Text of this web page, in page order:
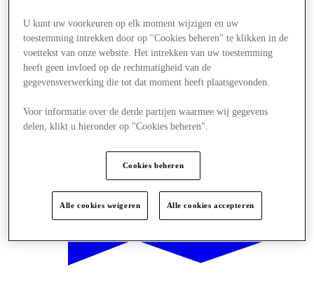
Aanbiedingen
U kunt uw voorkeuren op elk moment wijzigen en uw
toestemming intrekken door op "Cookies beheren" te klikken in de
voettekst van onze website. Het intrekken van uw toestemming
heeft geen invloed op de rechtmatigheid van de
gegevensverwerking die tot dat moment heeft plaatsgevonden.
Voor informatie over de derde partijen waarmee wij gegevens
delen, klikt u hieronder op "Cookies beheren".
Cookies beheren
Alle cookies weigeren Alle cookies accepteren